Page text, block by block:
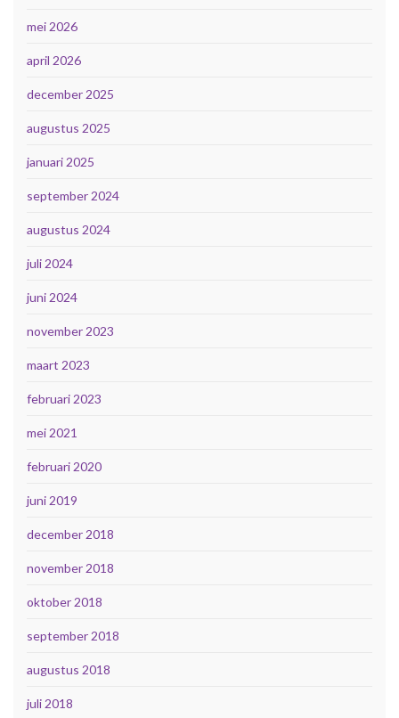
mei 2026
april 2026
december 2025
augustus 2025
januari 2025
september 2024
augustus 2024
juli 2024
juni 2024
november 2023
maart 2023
februari 2023
mei 2021
februari 2020
juni 2019
december 2018
november 2018
oktober 2018
september 2018
augustus 2018
juli 2018